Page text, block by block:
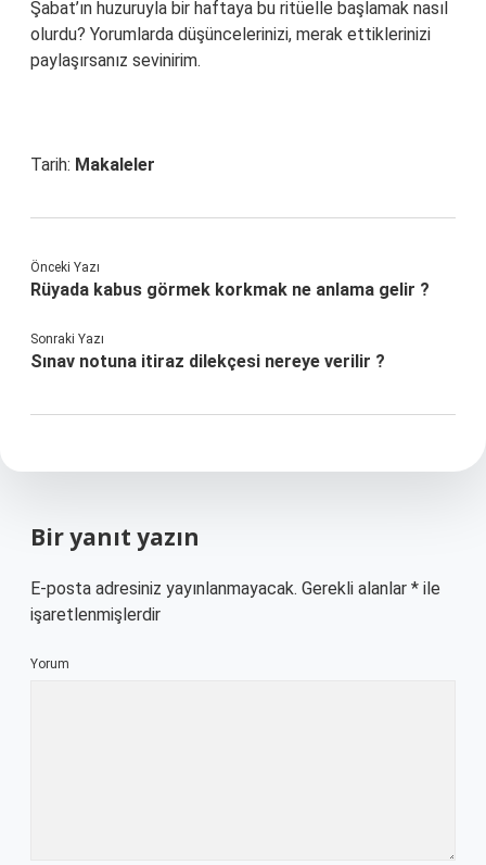
Şabat’ın huzuruyla bir haftaya bu ritüelle başlamak nasıl
olurdu? Yorumlarda düşüncelerinizi, merak ettiklerinizi
paylaşırsanız sevinirim.
Tarih: Makaleler
Önceki Yazı
Rüyada kabus görmek korkmak ne anlama gelir ?
Sonraki Yazı
Sınav notuna itiraz dilekçesi nereye verilir ?
Bir yanıt yazın
E-posta adresiniz yayınlanmayacak. Gerekli alanlar * ile
işaretlenmişlerdir
Yorum